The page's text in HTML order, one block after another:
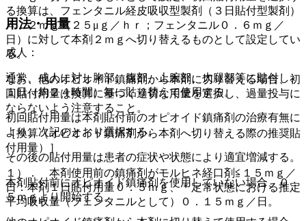
る換算は、フェンタニル経皮吸収型製剤（３日貼付型製剤）
４．２ｍｇ（２５μｇ／ｈｒ；フェンタニル０．６ｍｇ／
日）に対して本剤２ｍｇへ切り替えるものとして設定してい
る。
なお、他のオピオイド鎮痛剤から本剤に切り替える場合、初
回貼付用量は換算に基づく適切な用量を選択し、過量投与に
ならないよう注意すること。
［換算（オピオイド鎮痛剤から本剤へ切り替える際の推奨貼
付用量）］
１）． 本剤使用前の鎮痛剤がモルヒネ経口剤≦１５ｍｇ／
日：本剤１日貼付用量０．５ｍｇ、＊定常状態における推定
平均吸収量（フェンタニルとして）０．１５ｍｇ／日。
用法・用量
成人：
通常、成人に対し胸部、腹部、上腕部、大腿部等に貼付し、
１日（約２４時間）毎に貼り替えて使用する。
初回貼付用量は本剤貼付前のオピオイド鎮痛剤の治療有無に
より、次記のとおり選択する。
その後の貼付用量は患者の症状や状態により適宜増減する。
本剤貼付前にオピオイド鎮痛剤を使用していない場合、０．
５ｍｇより開始する。